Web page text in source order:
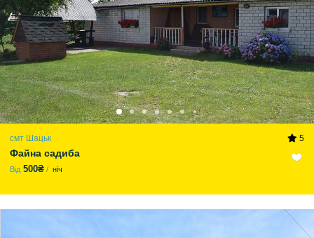
смт Шацьк 5
Файна садиба
Від 500₴ ніч